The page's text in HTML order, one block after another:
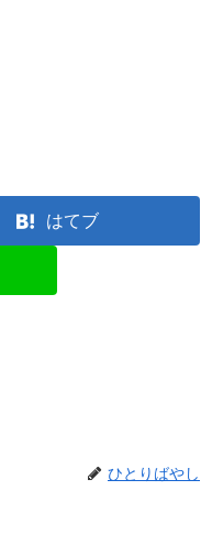
はてブ
ひとりばやし